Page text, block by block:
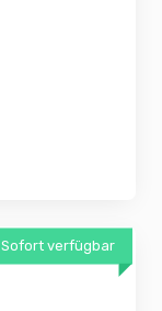
Sofort verfügbar